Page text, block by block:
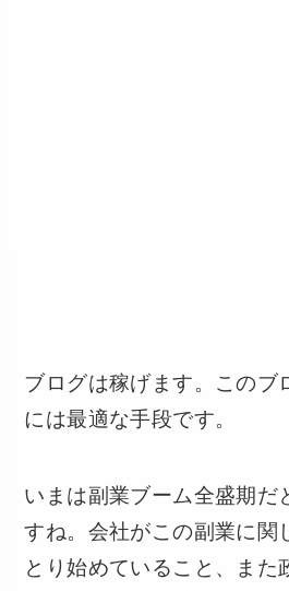
ブログは稼げます。このブ
には最適な手段です。
いまは副業ブーム全盛期だ
すね。会社がこの副業に関
とり始めていること、また